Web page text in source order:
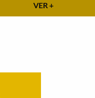
VER +